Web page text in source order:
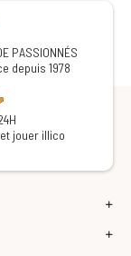
PASSIONNÉS
depuis 1978
jouer illico